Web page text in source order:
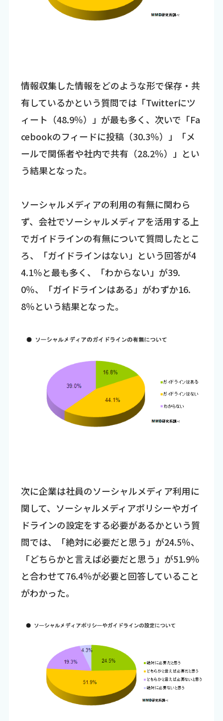
情報収集した情報をどのような形で保存・共
有しているかという質問では「Twitterにツ
ィート（48.9％）」が最も多く、次いで「Fa
cebookのフィードに投稿（30.3％）」「メ
ールで関係者や社内で共有（28.2％）」とい
う結果となった。
ソーシャルメディアの利用の有無に関わら
ず、会社でソーシャルメディアを活用する上
でガイドラインの有無について質問したとこ
ろ、「ガイドラインはない」という回答が4
4.1％と最も多く、「わからない」が39.
0％、「ガイドラインはある」がわずか16.
8％という結果となった。
次に企業は社員のソーシャルメディア利用に
関して、ソーシャルメディアポリシーやガイ
ドラインの設定をする必要があるかという質
問では、「絶対に必要だと思う」が24.5％、
「どちらかと言えば必要だと思う」が51.9％
と合わせて76.4％が必要と回答していること
がわかった。